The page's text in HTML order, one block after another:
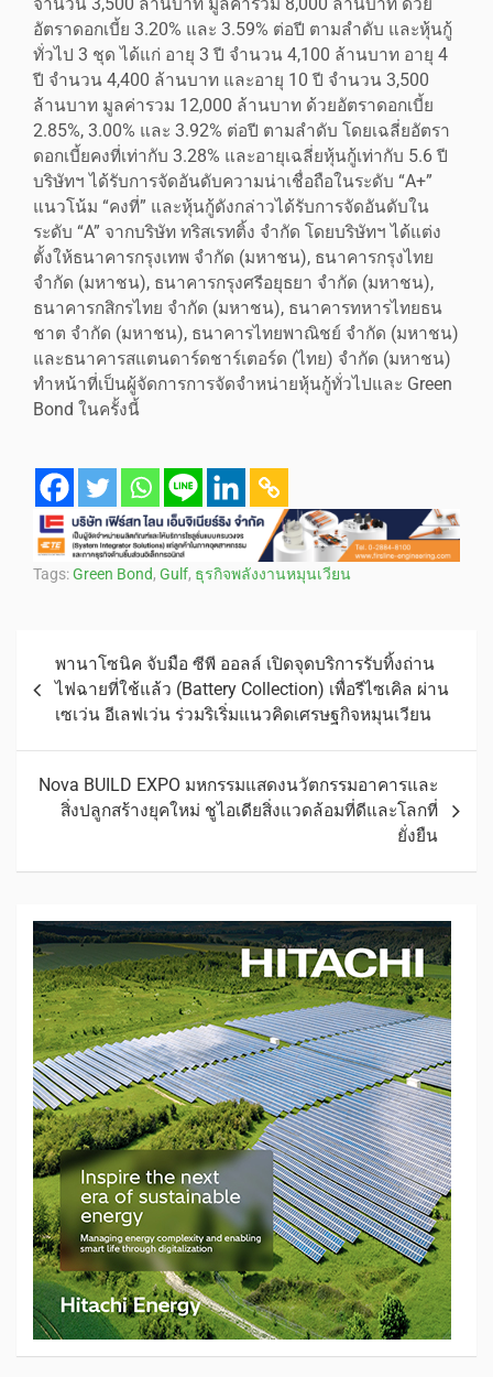
จำนวน 3,500 ล้านบาท มูลค่ารวม 8,000 ล้านบาท ด้วย
อัตราดอกเบี้ย 3.20% และ 3.59% ต่อปี ตามลำดับ และหุ้นกู้
ทั่วไป 3 ชุด ได้แก่ อายุ 3 ปี จำนวน 4,100 ล้านบาท อายุ 4
ปี จำนวน 4,400 ล้านบาท และอายุ 10 ปี จำนวน 3,500
ล้านบาท มูลค่ารวม 12,000 ล้านบาท ด้วยอัตราดอกเบี้ย
2.85%, 3.00% และ 3.92% ต่อปี ตามลำดับ โดยเฉลี่ยอัตรา
ดอกเบี้ยคงที่เท่ากับ 3.28% และอายุเฉลี่ยหุ้นกู้เท่ากับ 5.6 ปี
บริษัทฯ ได้รับการจัดอันดับความน่าเชื่อถือในระดับ “A+”
แนวโน้ม “คงที่” และหุ้นกู้ดังกล่าวได้รับการจัดอันดับใน
ระดับ “A” จากบริษัท ทริสเรทติ้ง จำกัด โดยบริษัทฯ ได้แต่ง
ตั้งให้ธนาคารกรุงเทพ จำกัด (มหาชน), ธนาคารกรุงไทย
จำกัด (มหาชน), ธนาคารกรุงศรีอยุธยา จำกัด (มหาชน),
ธนาคารกสิกรไทย จำกัด (มหาชน), ธนาคารทหารไทยธน
ชาต จำกัด (มหาชน), ธนาคารไทยพาณิชย์ จำกัด (มหาชน)
และธนาคารสแตนดาร์ดชาร์เตอร์ด (ไทย) จำกัด (มหาชน)
ทำหน้าที่เป็นผู้จัดการการจัดจำหน่ายหุ้นกู้ทั่วไปและ Green
Bond ในครั้งนี้
Tags:Green Bond, Gulf, ธุรกิจพลังงานหมุนเวียน
พานาโซนิค จับมือ ซีพี ออลล์ เปิดจุดบริการรับทิ้งถ่าน
ไฟฉายที่ใช้แล้ว (Battery Collection) เพื่อรีไซเคิล ผ่าน
เซเว่น อีเลฟเว่น ร่วมริเริ่มแนวคิดเศรษฐกิจหมุนเวียน
Nova BUILD EXPO มหกรรมแสดงนวัตกรรมอาคารและ
สิ่งปลูกสร้างยุคใหม่ ชูไอเดียสิ่งแวดล้อมที่ดีและโลกที่
ยั่งยืน